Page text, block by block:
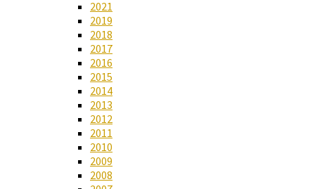
2021
2019
2018
2017
2016
2015
2014
2013
2012
2011
2010
2009
2008